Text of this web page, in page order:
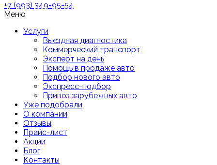
+7 (993) 349-95-54
Меню
Услуги
Выездная диагностика
Коммерческий транспорт
Эксперт на день
Помощь в продаже авто
Подбор нового авто
Экспресс-подбор
Привоз зарубежных авто
Уже подобрали
О компании
Отзывы
Прайс-лист
Акции
Блог
Контакты